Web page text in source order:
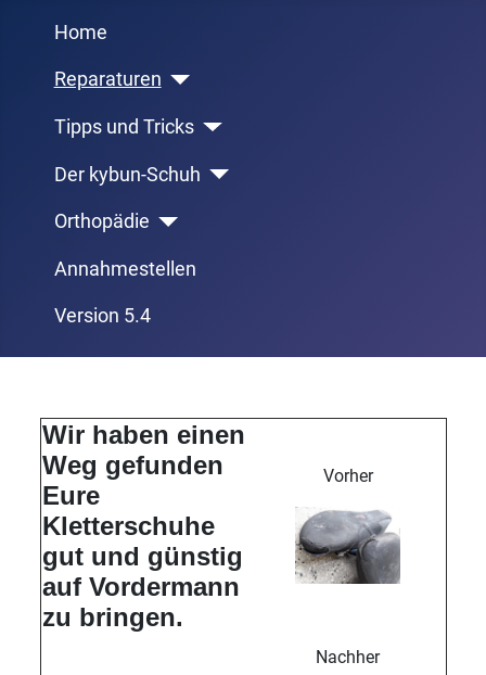
Home
Reparaturen
Tipps und Tricks
Der kybun-Schuh
Orthopädie
Annahmestellen
Version 5.4
Wir haben einen
Weg gefunden
Eure
Kletterschuhe
gut und günstig
auf Vordermann
zu bringen.
Vorher
Nachher